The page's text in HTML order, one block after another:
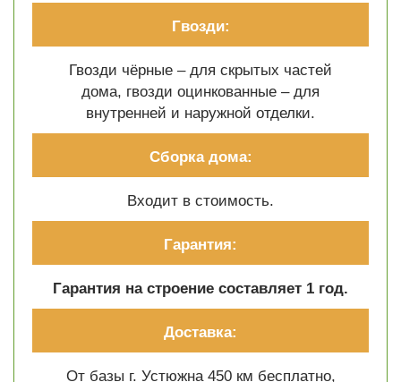
Гвозди:
Гвозди чёрные – для скрытых частей
дома, гвозди оцинкованные – для
внутренней и наружной отделки.
Сборка дома:
Входит в стоимость.
Гарантия:
Гарантия на строение составляет 1 год.
Доставка:
От базы г. Устюжна 450 км бесплатно,